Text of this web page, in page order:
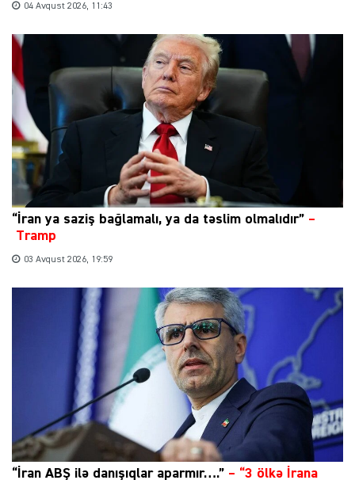
04 Avqust 2026, 11:43
“İran ya saziş bağlamalı, ya da təslim olmalıdır” –
Tramp
03 Avqust 2026, 19:59
“İran ABŞ ilə danışıqlar aparmır….” – “3 ölkə İrana